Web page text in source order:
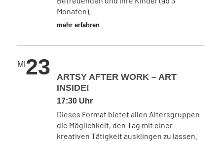
Monaten).
mehr erfahren
MI 23
ARTSY AFTER WORK – ART
INSIDE!
17:30 Uhr
Dieses Format bietet allen Altersgruppen
die Möglichkeit, den Tag mit einer
kreativen Tätigkeit ausklingen zu lassen.